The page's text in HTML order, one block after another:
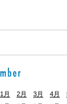
1月 2月 3月 4月